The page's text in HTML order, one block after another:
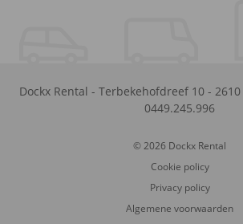
Dockx Rental - Terbekehofdreef 10 - 2610
0449.245.996
© 2026 Dockx Rental
Cookie policy
Privacy policy
Algemene voorwaarden